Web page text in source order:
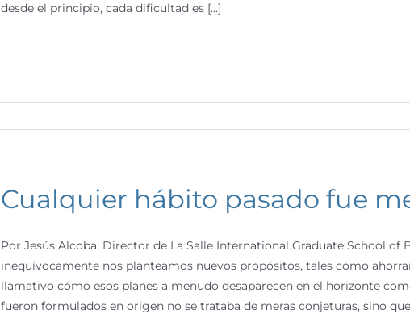
desde el principio, cada dificultad es [...]
Cualquier hábito pasado fue
Por Jesús Alcoba. Director de La Salle International Graduate School of
inequívocamente nos planteamos nuevos propósitos, tales como
llamativo cómo esos planes a menudo desaparecen en el horizonte
fueron formulados en origen no se trataba de meras conjeturas, sino